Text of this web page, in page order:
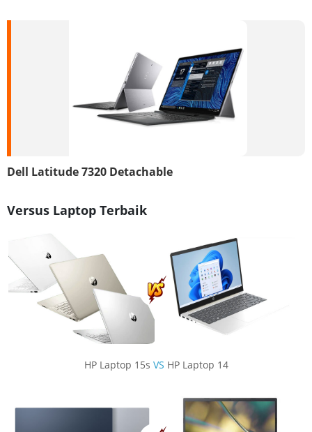
Dell Latitude 7320 Detachable
Versus Laptop Terbaik
HP Laptop 15s VS HP Laptop 14